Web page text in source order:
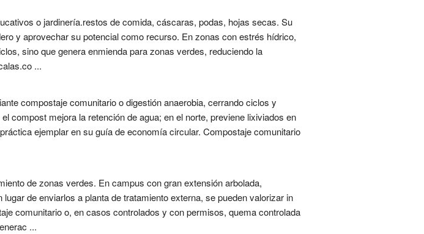
o jardinería.restos de comida, cáscaras, podas, hojas secas. Su
y aprovechar su potencial como recurso. En zonas con estrés hídrico,
sino que genera enmienda para zonas verdes, reduciendo la
...
compostaje comunitario o digestión anaerobia, cerrando ciclos y
compost mejora la retención de agua; en el norte, previene lixiviados en
ejemplar en su guía de economía circular. Compostaje comunitario
de zonas verdes. En campus con gran extensión arbolada,
de enviarlos a planta de tratamiento externa, se pueden valorizar in
comunitario o, en casos controlados y con permisos, quema controlada
...